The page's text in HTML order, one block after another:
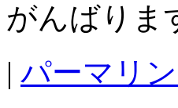
がんばりま
| パーマリ